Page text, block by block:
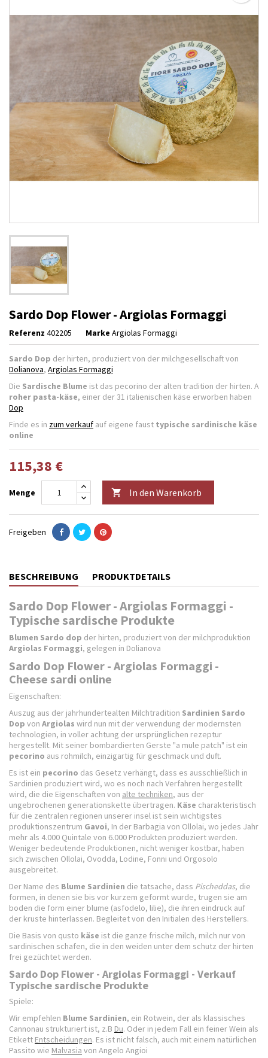
Sardo Dop Flower - Argiolas Formaggi
Referenz 402205 Marke Argiolas Formaggi
Sardo Dop der hirten, produziert von der milchgesellschaft von
Dolianova, Argiolas Formaggi
Die Sardische Blume ist das pecorino der alten tradition der hirten. A
roher pasta-käse, einer der 31 italienischen käse erworben haben
Dop
Finde es in zum verkauf auf eigene faust typische sardinische käse
online
115,38 €
Menge  In den Warenkorb
Freigeben
BESCHREIBUNG PRODUKTDETAILS
Sardo Dop Flower - Argiolas Formaggi -
Typische sardische Produkte
Blumen Sardo dop der hirten, produziert von der milchproduktion
Argiolas Formaggi, gelegen in Dolianova
Sardo Dop Flower - Argiolas Formaggi -
Cheese sardi online
Eigenschaften:
Auszug aus der jahrhundertealten Milchtradition Sardinien Sardo
Dop von Argiolas wird nun mit der verwendung der modernsten
technologien, in voller achtung der ursprünglichen rezeptur
hergestellt. Mit seiner bombardierten Gerste "a mule patch" ist ein
pecorino aus rohmilch, einzigartig für geschmack und duft.
Es ist ein pecorino das Gesetz verhängt, dass es ausschließlich in
Sardinien produziert wird, wo es noch nach Verfahren hergestellt
wird, die die Eigenschaften von alte techniken, aus der
ungebrochenen generationskette übertragen. Käse charakteristisch
für die zentralen regionen unserer insel ist sein wichtigstes
produktionszentrum Gavoi, In der Barbagia von Ollolai, wo jedes Jahr
mehr als 4.000 Quintale von 6.000 Produkten produziert werden.
Weniger bedeutende Produktionen, nicht weniger kostbar, haben
sich zwischen Ollolai, Ovodda, Lodine, Fonni und Orgosolo
ausgebreitet.
Der Name des Blume Sardinien die tatsache, dass Pischeddas, die
formen, in denen sie bis vor kurzem geformt wurde, trugen sie am
boden die form einer blume (asfodelo, lilie), die ihren eindruck auf
der kruste hinterlassen. Begleitet von den Initialen des Herstellers.
Die Basis von qusto käse ist die ganze frische milch, milch nur von
sardinischen schafen, die in den weiden unter dem schutz der hirten
frei gezüchtet werden.
Sardo Dop Flower - Argiolas Formaggi - Verkauf
Typische sardische Produkte
Spiele:
Wir empfehlen Blume Sardinien, ein Rotwein, der als klassisches
Cannonau strukturiert ist, z.B Du. Oder in jedem Fall ein feiner Wein als
Etikett Entscheidungen. Es ist nicht falsch, auch mit einem natürlichen
Passito wie Malvasia von Angelo Angioi